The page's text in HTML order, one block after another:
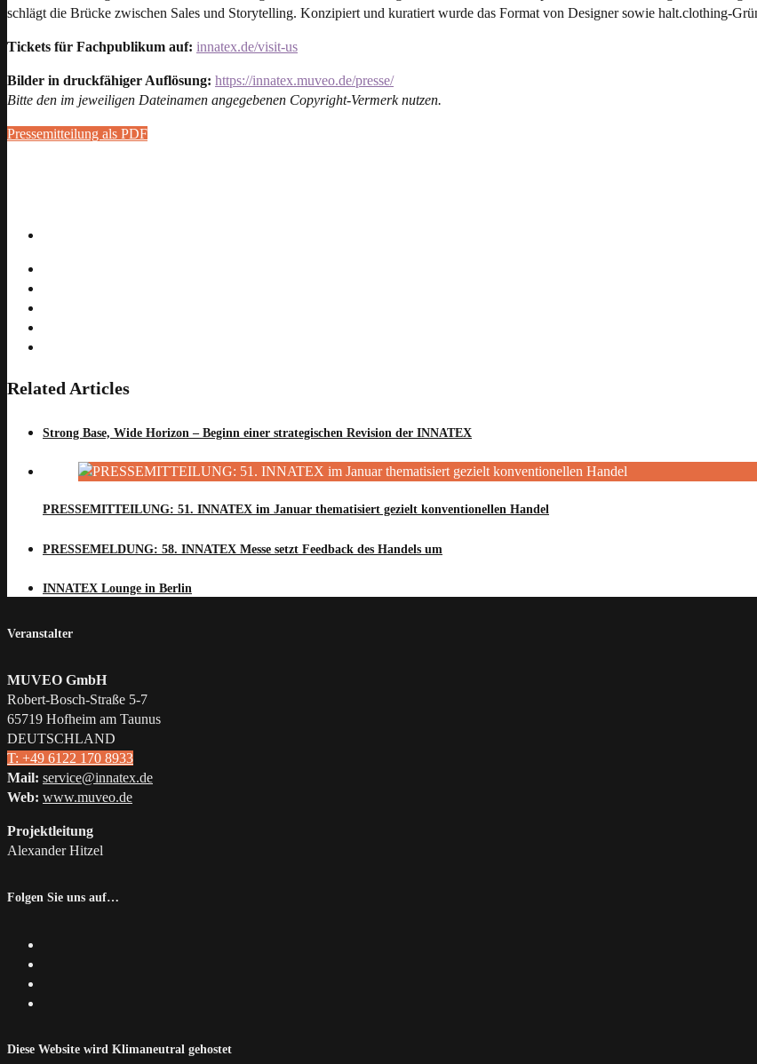
schlägt die Brücke zwischen Sales und Storytelling. Konzipiert und kuratiert wurde das Format von Designer sowie halt.clothing-
Tickets für Fachpublikum auf: innatex.de/visit-us
Bilder in druckfähiger Auflösung: https://innatex.muveo.de/presse/
Bitte den im jeweiligen Dateinamen angegebenen Copyright-Vermerk nutzen.
Pressemitteilung als PDF
Related Articles
Strong Base, Wide Horizon – Beginn einer strategischen Revision der INNATEX
PRESSEMITTEILUNG: 51. INNATEX im Januar thematisiert gezielt konventionellen Handel
PRESSEMELDUNG: 58. INNATEX Messe setzt Feedback des Handels um
INNATEX Lounge in Berlin
Veranstalter
MUVEO GmbH
Robert-Bosch-Straße 5-7
65719 Hofheim am Taunus
DEUTSCHLAND
T: +49 6122 170 8933
Mail: service@innatex.de
Web: www.muveo.de
Projektleitung
Alexander Hitzel
Folgen Sie uns auf…
Diese Website wird Klimaneutral gehostet